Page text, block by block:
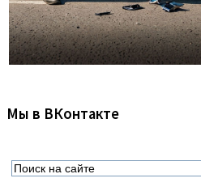
Мы в ВКонтакте